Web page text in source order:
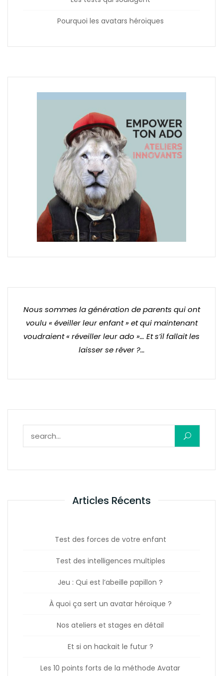
Pourquoi les avatars héroïques
Nous sommes la génération de parents qui ont
voulu « éveiller leur enfant » et qui maintenant
voudraient « réveiller leur ado »… Et s’il fallait les
laisser se rêver ?…
Articles Récents
Test des forces de votre enfant
Test des intelligences multiples
Jeu : Qui est l’abeille papillon ?
À quoi ça sert un avatar héroïque ?
Nos ateliers et stages en détail
Et si on hackait le futur ?
Les 10 points forts de la méthode Avatar